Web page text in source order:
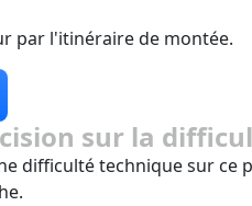
par l'itinéraire de montée.
sur la
difficulté technique sur ce